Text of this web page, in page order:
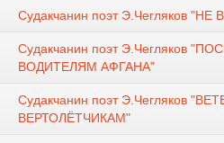
Судакчанин поэт Э.Чегляков
Судакчанин поэт Э.Чегляков
ВОДИТЕЛЯМ АФГАНА"
Судакчанин поэт Э.Чегляков
ВЕРТОЛЁТЧИКАМ"